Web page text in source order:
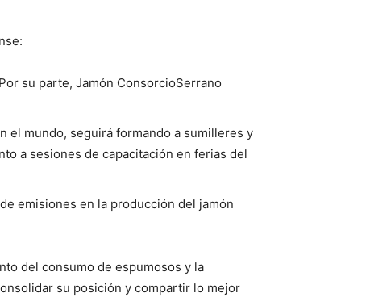
su parte, Jamón ConsorcioSerrano
el mundo, seguirá formando a sumilleres y
a sesiones de capacitación en ferias del
emisiones en la producción del jamón
del consumo de espumosos y la
su posición y compartir lo mejor